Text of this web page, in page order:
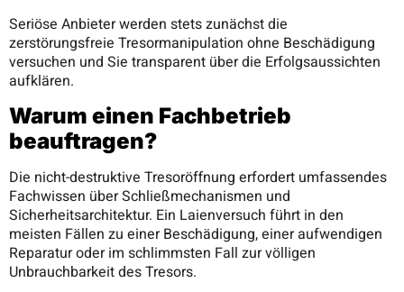
Seriöse Anbieter werden stets zunächst die
zerstörungsfreie Tresormanipulation ohne Beschädigung
versuchen und Sie transparent über die Erfolgsaussichten
aufklären.
Warum einen Fachbetrieb
beauftragen?
Die nicht-destruktive Tresoröffnung erfordert umfassendes
Fachwissen über Schließmechanismen und
Sicherheitsarchitektur. Ein Laienversuch führt in den
meisten Fällen zu einer Beschädigung, einer aufwendigen
Reparatur oder im schlimmsten Fall zur völligen
Unbrauchbarkeit des Tresors.